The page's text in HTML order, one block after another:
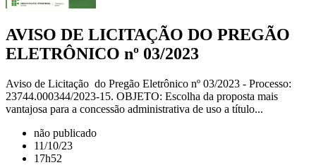
AVISO DE LICITAÇÃO DO PREGÃO
ELETRÔNICO nº 03/2023
Aviso de Licitação do Pregão Eletrônico nº 03/2023 - Processo:
23744.000344/2023-15. OBJETO: Escolha da proposta mais
vantajosa para a concessão administrativa de uso a título...
não publicado
11/10/23
17h52